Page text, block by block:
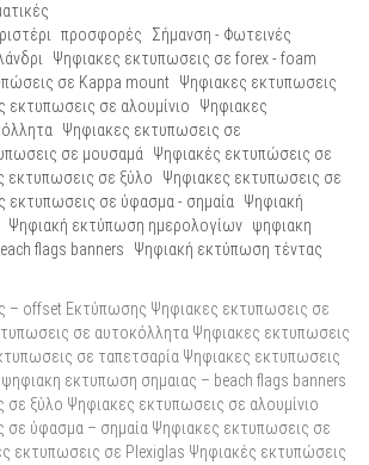
προσφορές
Σήμανση - Φωτεινές
Ψηφιακες εκτυπωσεις σε forex - foam
σε Kappa mount
Ψηφιακες εκτυπωσεις
εκτυπωσεις σε αλουμίνιο
Ψηφιακες
Ψηφιακες εκτυπωσεις σε
σε μουσαμά
Ψηφιακές εκτυπώσεις σε
εκτυπωσεις σε ξύλο
Ψηφιακες εκτυπωσεις σε
εκτυπωσεις σε ύφασμα - σημαία
Ψηφιακή
Ψηφιακή εκτύπωση ημερολογίων ψηφιακη
flags banners
Ψηφιακή εκτύπωση τέντας
– offset Εκτύπωσης Ψηφιακες εκτυπωσεις σε
σε αυτοκόλλητα Ψηφιακες εκτυπωσεις
σε ταπετσαρία Ψηφιακες εκτυπωσεις
εκτυπωση σημαιας – beach flags banners
ξύλο Ψηφιακες εκτυπωσεις σε αλουμίνιο
σε ύφασμα – σημαία Ψηφιακες εκτυπωσεις σε
εκτυπωσεις σε Plexiglas Ψηφιακές εκτυπώσεις